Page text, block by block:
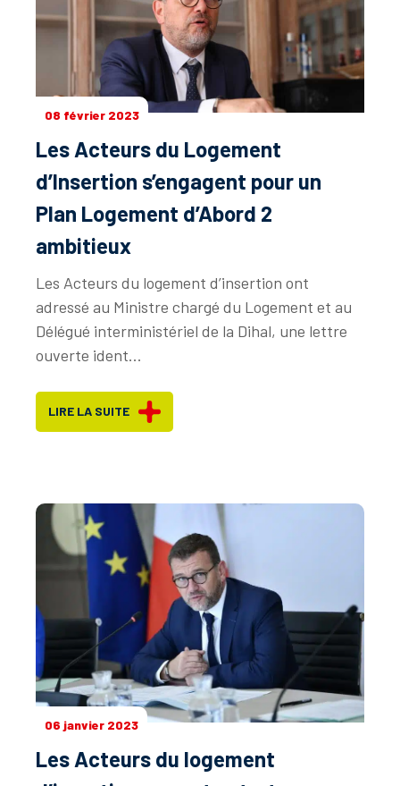
08 février 2023
Les Acteurs du Logement
d’Insertion s’engagent pour un
Plan Logement d’Abord 2
ambitieux
Les Acteurs du logement d’insertion ont
adressé au Ministre chargé du Logement et au
Délégué interministériel de la Dihal, une lettre
ouverte ident...
LIRE LA SUITE
06 janvier 2023
Les Acteurs du logement